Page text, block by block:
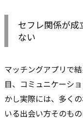
セフレ関係が成
ない
マッチングアプリで
目、コミュニケーシ
かし実際には、多く
いる出会い方そのもの